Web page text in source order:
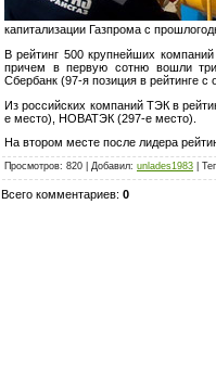
капитализации Газпрома с
В рейтинг 500 крупнейших
причем в первую сотню вошли
Сбербанк (97-я позиция в рейтинге с
Из российских компаний ТЭК в
е место), НОВАТЭК (297-е место).
На втором месте после лидера
Просмотров: 820 | Добавил: unlades1983
Всего комментариев: 0